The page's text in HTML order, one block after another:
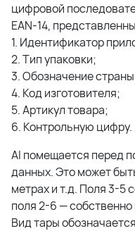
цифровой
EAN-14,
1. Идентификатор
2. Тип упаковки;
3. Обозначение
4. Код изготовителя;
5. Артикул товара;
6. Контрольную цифру.
AI помещается перед
данных. Это может
метрах и т.д. Поля 3-5
поля 2-6 — собственно
Вид тары